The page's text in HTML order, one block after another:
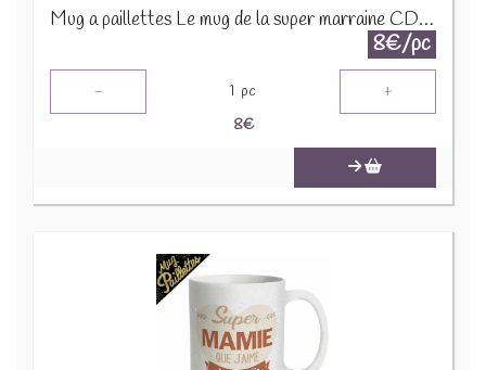
Mug a paillettes Le mug de la super marraine CD6943B
8€/pc
- 1 pc +
8€